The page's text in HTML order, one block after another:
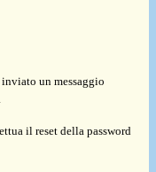
inviato un messaggio
il reset della password